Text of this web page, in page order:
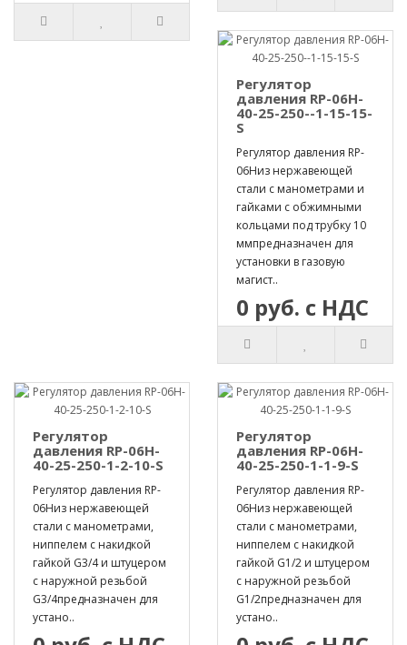
Регулятор
давления RP-06H-
40-25-250--1-15-15-
S
Регулятор давления RP-
06Hиз нержавеющей
стали с манометрами и
гайками с обжимными
кольцами под трубку 10
ммпредназначен для
установки в газовую
магист..
0 руб. с НДС
Регулятор
давления RP-06H-
40-25-250-1-2-10-S
Регулятор давления RP-
06Hиз нержавеющей
стали с манометрами,
ниппелем с накидкой
гайкой G3/4 и штуцером
с наружной резьбой
G3/4предназначен для
устано..
Регулятор
давления RP-06H-
40-25-250-1-1-9-S
Регулятор давления RP-
06Hиз нержавеющей
стали с манометрами,
ниппелем с накидкой
гайкой G1/2 и штуцером
с наружной резьбой
G1/2предназначен для
устано..